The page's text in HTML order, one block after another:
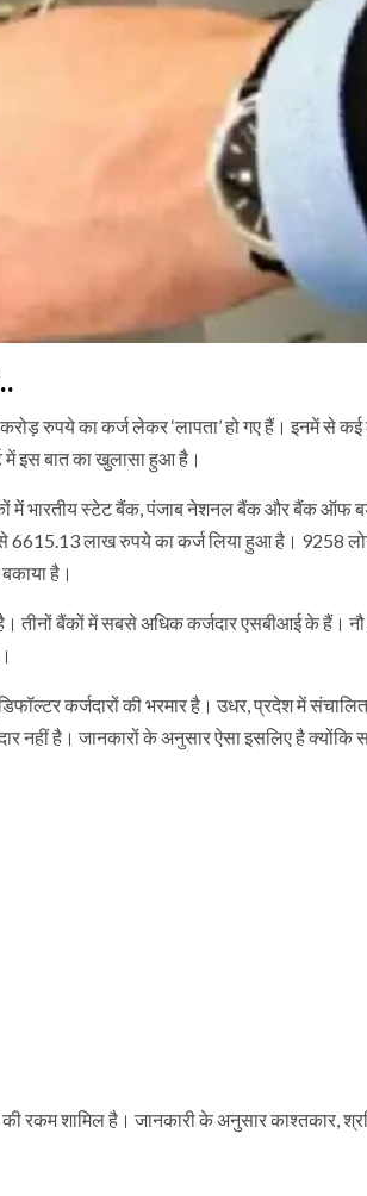
रुपये का कर्ज लेकर ‘लापता’ हो गए हैं। इनमें से कई
में इस बात का खुलासा हुआ है।
में भारतीय स्टेट बैंक, पंजाब नेशनल बैंक और बैंक ऑफ
6615.13 लाख रुपये का कर्ज लिया हुआ है। 9258
है।
तीनों बैंकों में सबसे अधिक कर्जदार एसबीआई के हैं। नौ
कर्जदारों की भरमार है। उधर, प्रदेश में
नहीं है। जानकारों के अनुसार ऐसा इसलिए है क्योंकि
रकम शामिल है। जानकारी के अनुसार काश्तकार,